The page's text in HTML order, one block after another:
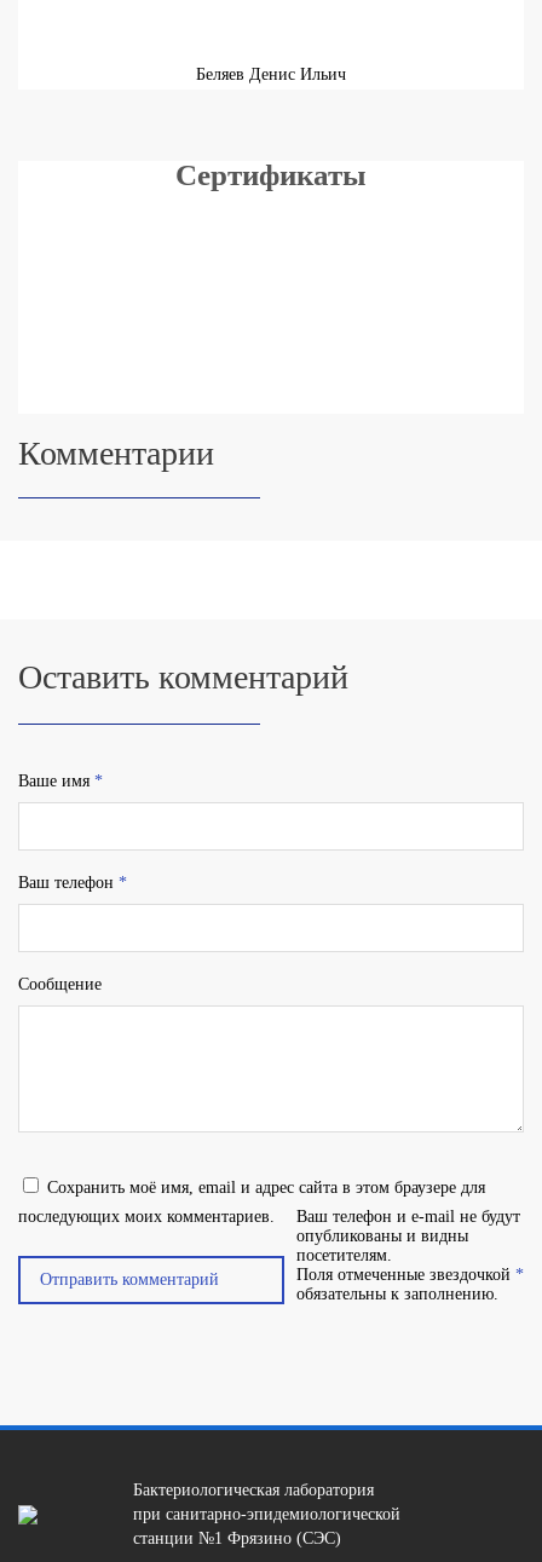
Беляев Денис Ильич
Сертификаты
Комментарии
Оставить комментарий
Ваше имя *
Ваш телефон *
Сообщение
Ваш телефон и e-mail не будут
опубликованы и видны
посетителям.
Поля отмеченные звездочкой *
обязательны к заполнению.
Сохранить моё имя, email и адрес сайта в этом браузере для
последующих моих комментариев.
Бактериологическая лаборатория
при санитарно-эпидемиологической
станции №1 Фрязино (СЭС)